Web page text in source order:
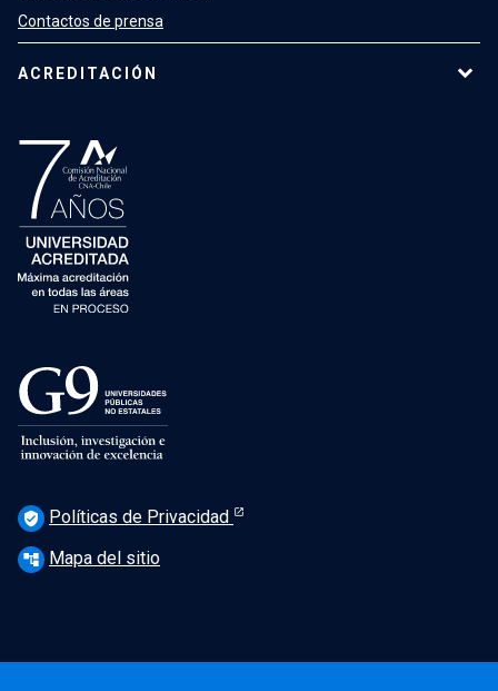
Contactos de prensa
ACREDITACIÓN
verified_user Políticas de Privacidad
account_tree Mapa del sitio